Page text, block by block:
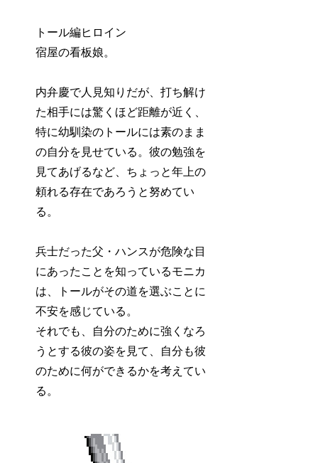
トール編ヒロイン
宿屋の看板娘。
内弁慶で人見知りだが、打ち解け
た相手には驚くほど距離が近く、
特に幼馴染のトールには素のまま
の自分を見せている。彼の勉強を
見てあげるなど、ちょっと年上の
頼れる存在であろうと努めてい
る。
兵士だった父・ハンスが危険な目
にあったことを知っているモニカ
は、トールがその道を選ぶことに
不安を感じている。
それでも、自分のために強くなろ
うとする彼の姿を見て、自分も彼
のために何ができるかを考えてい
る。